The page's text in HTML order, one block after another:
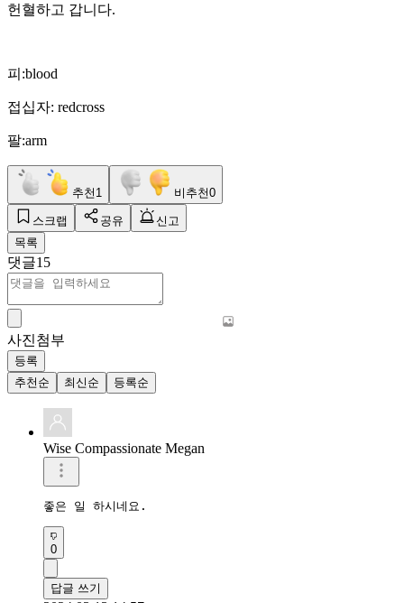
헌혈하고 갑니다.
피:blood
접십자: redcross
팔:arm
추천 1 비추천0
스크랩 공유
신고
목록
댓글15
사진첨부
등록
추천순
최신순 등록순
Wise Compassionate Megan
좋은 일 하시네요.
0
답글 쓰기